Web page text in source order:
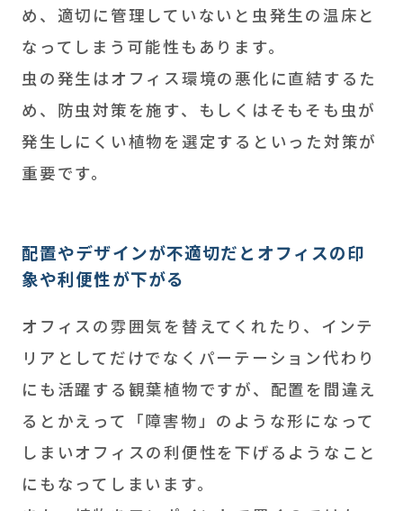
め、適切に管理していないと虫発生の温床と
なってしまう可能性もあります。
虫の発生はオフィス環境の悪化に直結するた
め、防虫対策を施す、もしくはそもそも虫が
発生しにくい植物を選定するといった対策が
重要です。
配置やデザインが不適切だとオフィスの印
象や利便性が下がる
オフィスの雰囲気を替えてくれたり、インテ
リアとしてだけでなくパーテーション代わり
にも活躍する観葉植物ですが、配置を間違え
るとかえって「障害物」のような形になって
しまいオフィスの利便性を下げるようなこと
にもなってしまいます。